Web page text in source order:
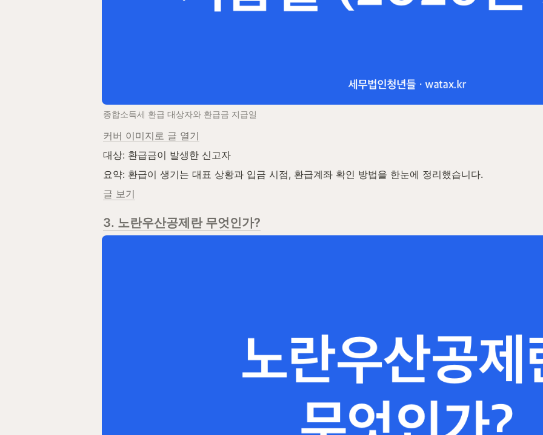
종합소득세 환급 대상자와 환급금 지급일
커버 이미지로 글 열기
대상: 환급금이 발생한 신고자
요약: 환급이 생기는 대표 상황과 입금 시점, 환급계좌 확인 방법을 한눈에 정리했습니다.
글 보기
3. 노란우산공제란 무엇인가?